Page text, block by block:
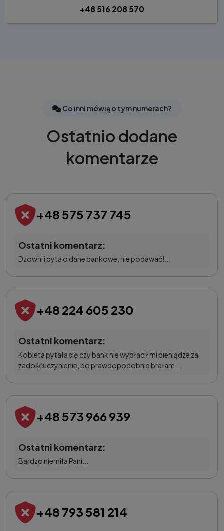
+48 516 208 570
Co inni mówią o tym numerach?
Ostatnio dodane
komentarze
+48 575 737 745
Ostatni komentarz:
Dzowni i pyta o dane bankowe, nie podawać!...
+48 224 605 230
Ostatni komentarz:
Kobieta pytała się czy bank nie wypłacił mi pieniądze za
zadośćuczynienie, bo prawdopodobnie brałam ...
+48 573 966 939
Ostatni komentarz:
Bardzo niemiła Pani...
+48 793 581 214